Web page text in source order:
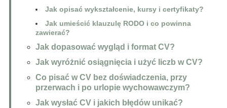
Jak opisać wykształcenie, kursy i certyfikaty?
Jak umieścić klauzulę RODO i co powinna
zawierać?
Jak dopasować wygląd i format CV?
Jak wyróżnić osiągnięcia i użyć liczb w CV?
Co pisać w CV bez doświadczenia, przy
przerwach i po urlopie wychowawczym?
Jak wysłać CV i jakich błędów unikać?